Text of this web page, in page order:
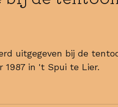
uitgegeven bij de
1987 in 't Spui te Lier.